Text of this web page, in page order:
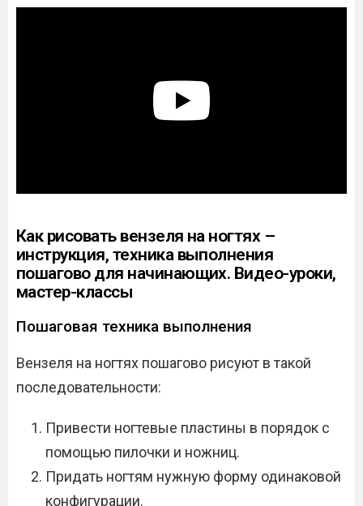
Как рисовать вензеля на ногтях –
инструкция, техника выполнения
пошагово для начинающих. Видео-уроки,
мастер-классы
Пошаговая техника выполнения
Вензеля на ногтях пошагово рисуют в такой
последовательности:
Привести ногтевые пластины в порядок с
помощью пилочки и ножниц.
Придать ногтям нужную форму одинаковой
конфигурации.